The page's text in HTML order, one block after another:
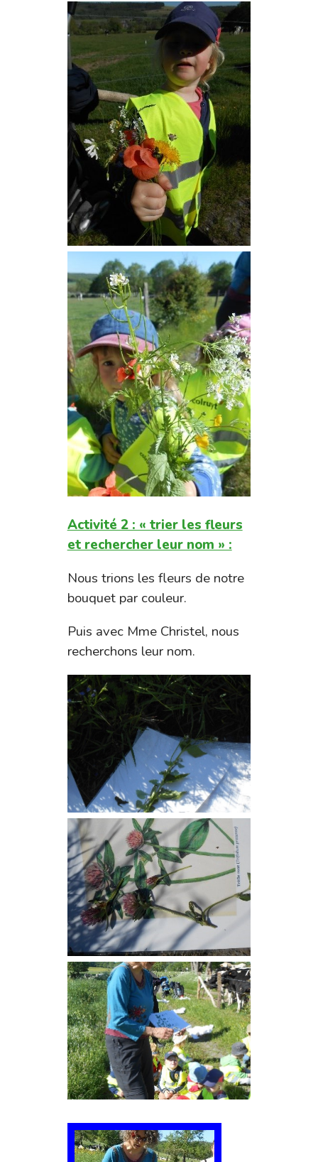
Activité 2 : « trier les fleurs
et rechercher leur nom » :
Nous trions les fleurs de notre
bouquet par couleur.
Puis avec Mme Christel, nous
recherchons leur nom.